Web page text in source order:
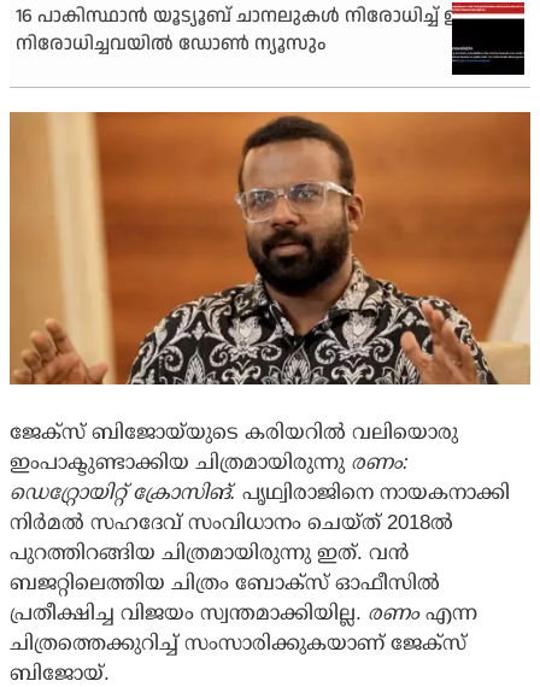
16 പാകിസ്ഥാന്‍ യൂട്യൂബ് ചാനലുകള്‍ നിരോധിച്ച് ഇന്ത്യ;
നിരോധിച്ചവയില്‍ ഡോണ്‍ ന്യൂസും
ജേക്‌സ് ബിജോയ്‌യുടെ കരിയറില്‍ വലിയൊരു
ഇംപാക്ടുണ്ടാക്കിയ ചിത്രമായിരുന്നു രണം:
ഡെറ്റ്രോയിറ്റ് ക്രോസിങ്. പൃഥ്വിരാജിനെ നായകനാക്കി
നിര്‍മല്‍ സഹദേവ് സംവിധാനം ചെയ്ത് 2018ല്‍
പുറത്തിറങ്ങിയ ചിത്രമായിരുന്നു ഇത്. വന്‍
ബജറ്റിലെത്തിയ ചിത്രം ബോക്‌സ് ഓഫീസില്‍
പ്രതീക്ഷിച്ച വിജയം സ്വന്തമാക്കിയില്ല. രണംഎന്ന
ചിത്രത്തെക്കുറിച്ച് സംസാരിക്കുകയാണ് ജേക്‌സ്
ബിജോയ്.